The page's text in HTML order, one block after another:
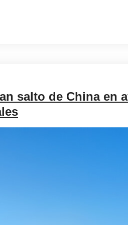
salto de China en